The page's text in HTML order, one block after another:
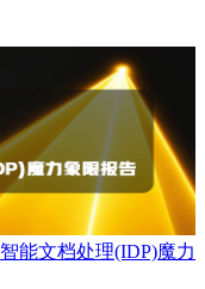
能文档处理(IDP)魔力